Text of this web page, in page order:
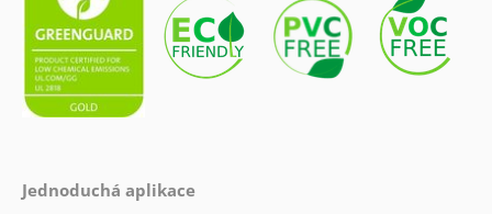
Jednoduchá aplikace